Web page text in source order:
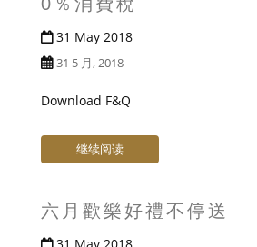
31 May 2018
31 5 月, 2018
Download F&Q
继续阅读
六月歡樂好禮不停送